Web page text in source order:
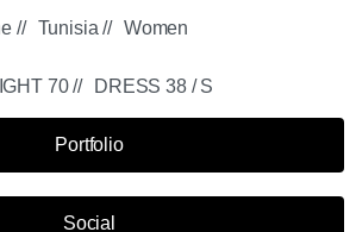
// Tunisia // Women
70 // DRESS 38 / S
Portfolio
Social